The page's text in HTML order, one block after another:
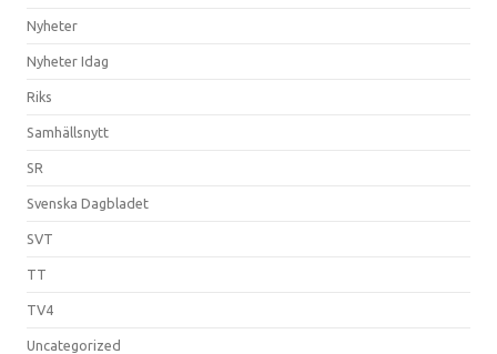
Nyheter
Nyheter Idag
Riks
Samhällsnytt
SR
Svenska Dagbladet
SVT
TT
TV4
Uncategorized